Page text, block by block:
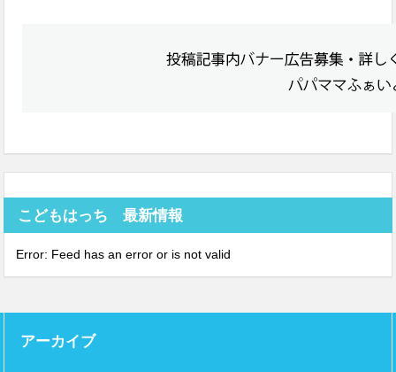
こどもはっち 最新情報
Error: Feed has an error or is not valid
アーカイブ